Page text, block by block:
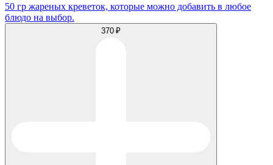
50 гр жареных креветок, которые можно добавить в любое
блюдо на выбор.
370 ₽